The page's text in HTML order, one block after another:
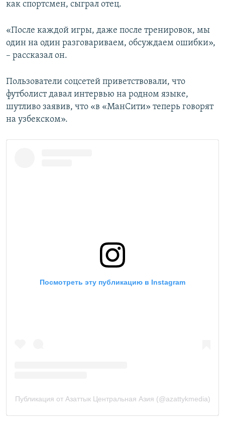
как спортсмен, сыграл отец.
«После каждой игры, даже после тренировок, мы
один на один разговариваем, обсуждаем ошибки»,
– рассказал он.
Пользователи соцсетей приветствовали, что
футболист давал интервью на родном языке,
шутливо заявив, что «в «МанСити» теперь говорят
на узбекском».